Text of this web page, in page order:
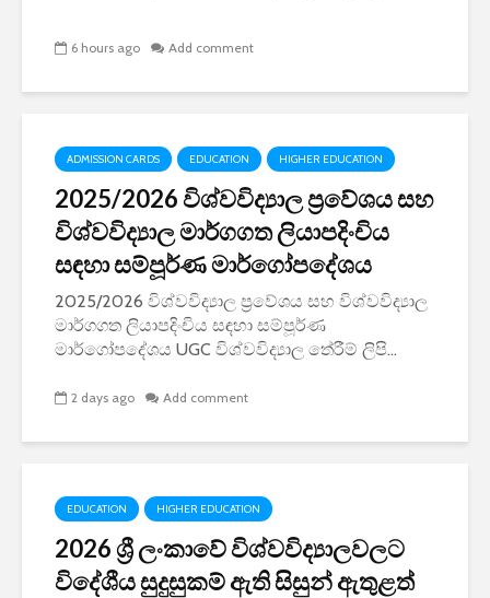
6 hours ago Add comment
ADMISSION CARDS EDUCATION HIGHER EDUCATION
2025/2026 විශ්වවිද්‍යාල ප්‍රවේශය සහ
විශ්වවිද්‍යාල මාර්ගගත ලියාපදිංචිය
සඳහා සම්පූර්ණ මාර්ගෝපදේශය
2025/2026 විශ්වවිද්‍යාල ප්‍රවේශය සහ විශ්වවිද්‍යාල
මාර්ගගත ලියාපදිංචිය සඳහා සම්පූර්ණ
මාර්ගෝපදේශය UGC විශ්වවිද්‍යාල තේරීම් ලිපි...
2 days ago Add comment
EDUCATION HIGHER EDUCATION
2026 ශ්‍රී ලංකාවේ විශ්වවිද්‍යාලවලට
විදේශීය සුදුසුකම් ඇති සිසුන් ඇතුළත්